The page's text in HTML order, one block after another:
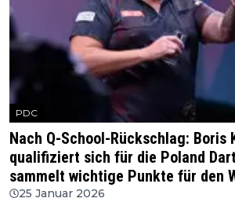
PDC
Nach Q-School-Rückschlag: Boris
qualifiziert sich für die Poland
sammelt wichtige Punkte für den
25 Januar 2026